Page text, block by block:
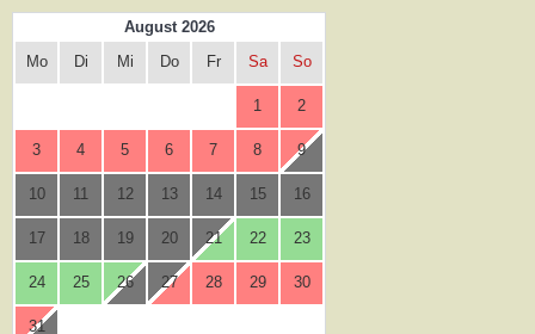
August 2026
Mo
Di Mi Do Fr Sa So
1 2
3 4 5 6 7 8 9
10 11 12 13 14 15 16
17 18 19 20 21 22 23
24 25 26 27 28 29 30
31